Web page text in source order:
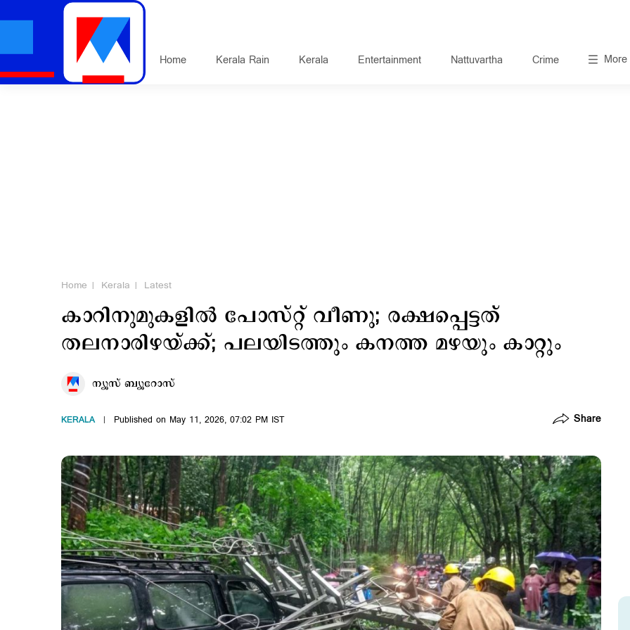
Home Kerala Rain Kerala Entertainment Nattuvartha Crime More
Home Kerala Latest
കാറിനുമുകളിൽ പോസ്റ്റ് വീണു; രക്ഷപ്പെട്ടത്
തലനാരിഴയ്ക്ക്; പലയിടത്തും കനത്ത മഴയും കാറ്റും
ന്യൂസ് ബ്യൂറോസ്
KERALA Published on May 11, 2026, 07:02 PM IST Share